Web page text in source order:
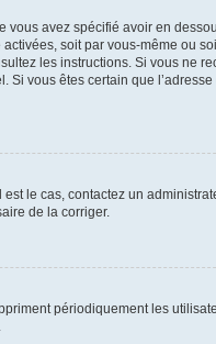
avez spécifié avoir en
soit par vous-même ou
les instructions. Si vous ne
vous êtes certain que
le cas, contactez un
de la corriger.
périodiquement les